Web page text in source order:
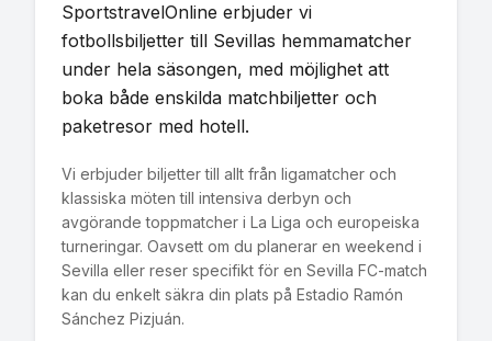
SportstravelOnline erbjuder vi
fotbollsbiljetter till Sevillas hemmamatcher
under hela säsongen, med möjlighet att
boka både enskilda matchbiljetter och
paketresor med hotell.
Vi erbjuder biljetter till allt från ligamatcher och
klassiska möten till intensiva derbyn och
avgörande toppmatcher i La Liga och europeiska
turneringar. Oavsett om du planerar en weekend i
Sevilla eller reser specifikt för en Sevilla FC-match
kan du enkelt säkra din plats på Estadio Ramón
Sánchez Pizjuán.